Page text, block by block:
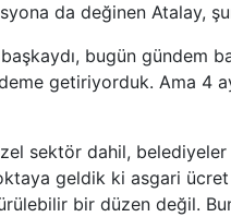
da değinen Atalay,
bugün gündem
getiriyorduk. Ama
sektör dahil,
geldik ki asgari
bir düzen değil.